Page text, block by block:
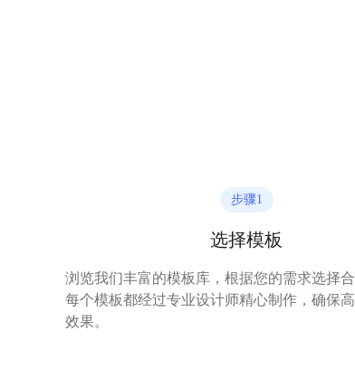
步骤1
选择模板
浏览我们丰富的模板库，根据您的需求选择合
每个模板都经过专业设计师精心制作，确保
效果。